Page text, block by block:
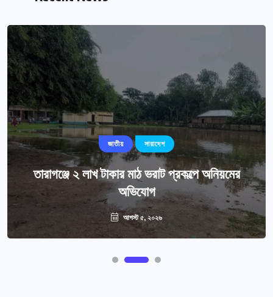
জাতীয় সারাদেশ
তারাগঞ্জে ২ লাখ টাকার মাঠ ভরাট প্রকল্পে অনিয়মের
অভিযোগ
আগস্ট ৫, ২০২৬